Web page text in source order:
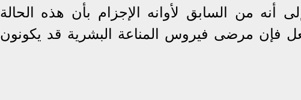
أنه من السابق لأوانه الإجزام بأن هذه الحالة
فإن مرضى فيروس المناعة البشرية قد يكونون